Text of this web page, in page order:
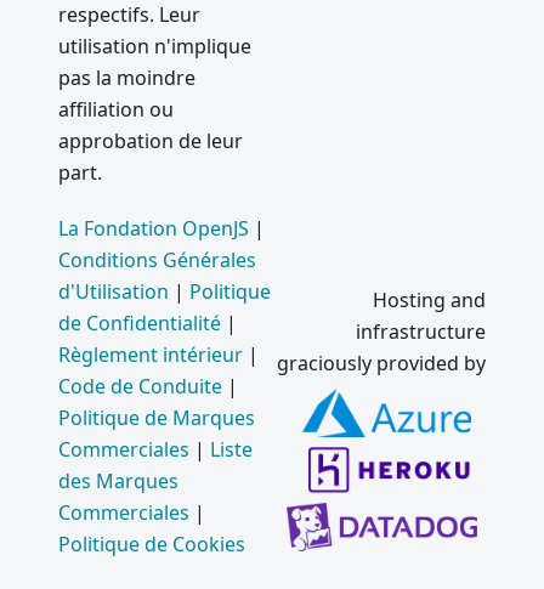
respectifs. Leur
utilisation n'implique
pas la moindre
affiliation ou
approbation de leur
part.
La Fondation OpenJS |
Conditions Générales
d'Utilisation | Politique
de Confidentialité |
Règlement intérieur |
Code de Conduite |
Politique de Marques
Commerciales | Liste
des Marques
Commerciales |
Politique de Cookies
Hosting and
infrastructure
graciously provided by